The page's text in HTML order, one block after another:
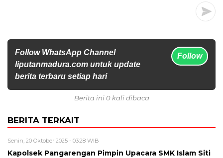
Follow WhatsApp Channel
liputanmadura.com untuk update
berita terbaru setiap hari
Follow
Berita ini 0 kali dibaca
BERITA TERKAIT
Senin, 20 Oktober 2025 - 03:28 WIB
Kapolsek Pangarengan Pimpin Upacara SMK Islam Siti